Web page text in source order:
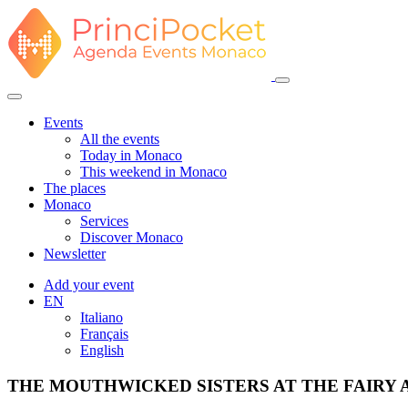
Events
All the events
Today in Monaco
This weekend in Monaco
The places
Monaco
Services
Discover Monaco
Newsletter
Add your event
EN
Italiano
Français
English
THE MOUTHWICKED SISTERS AT THE FAIRY